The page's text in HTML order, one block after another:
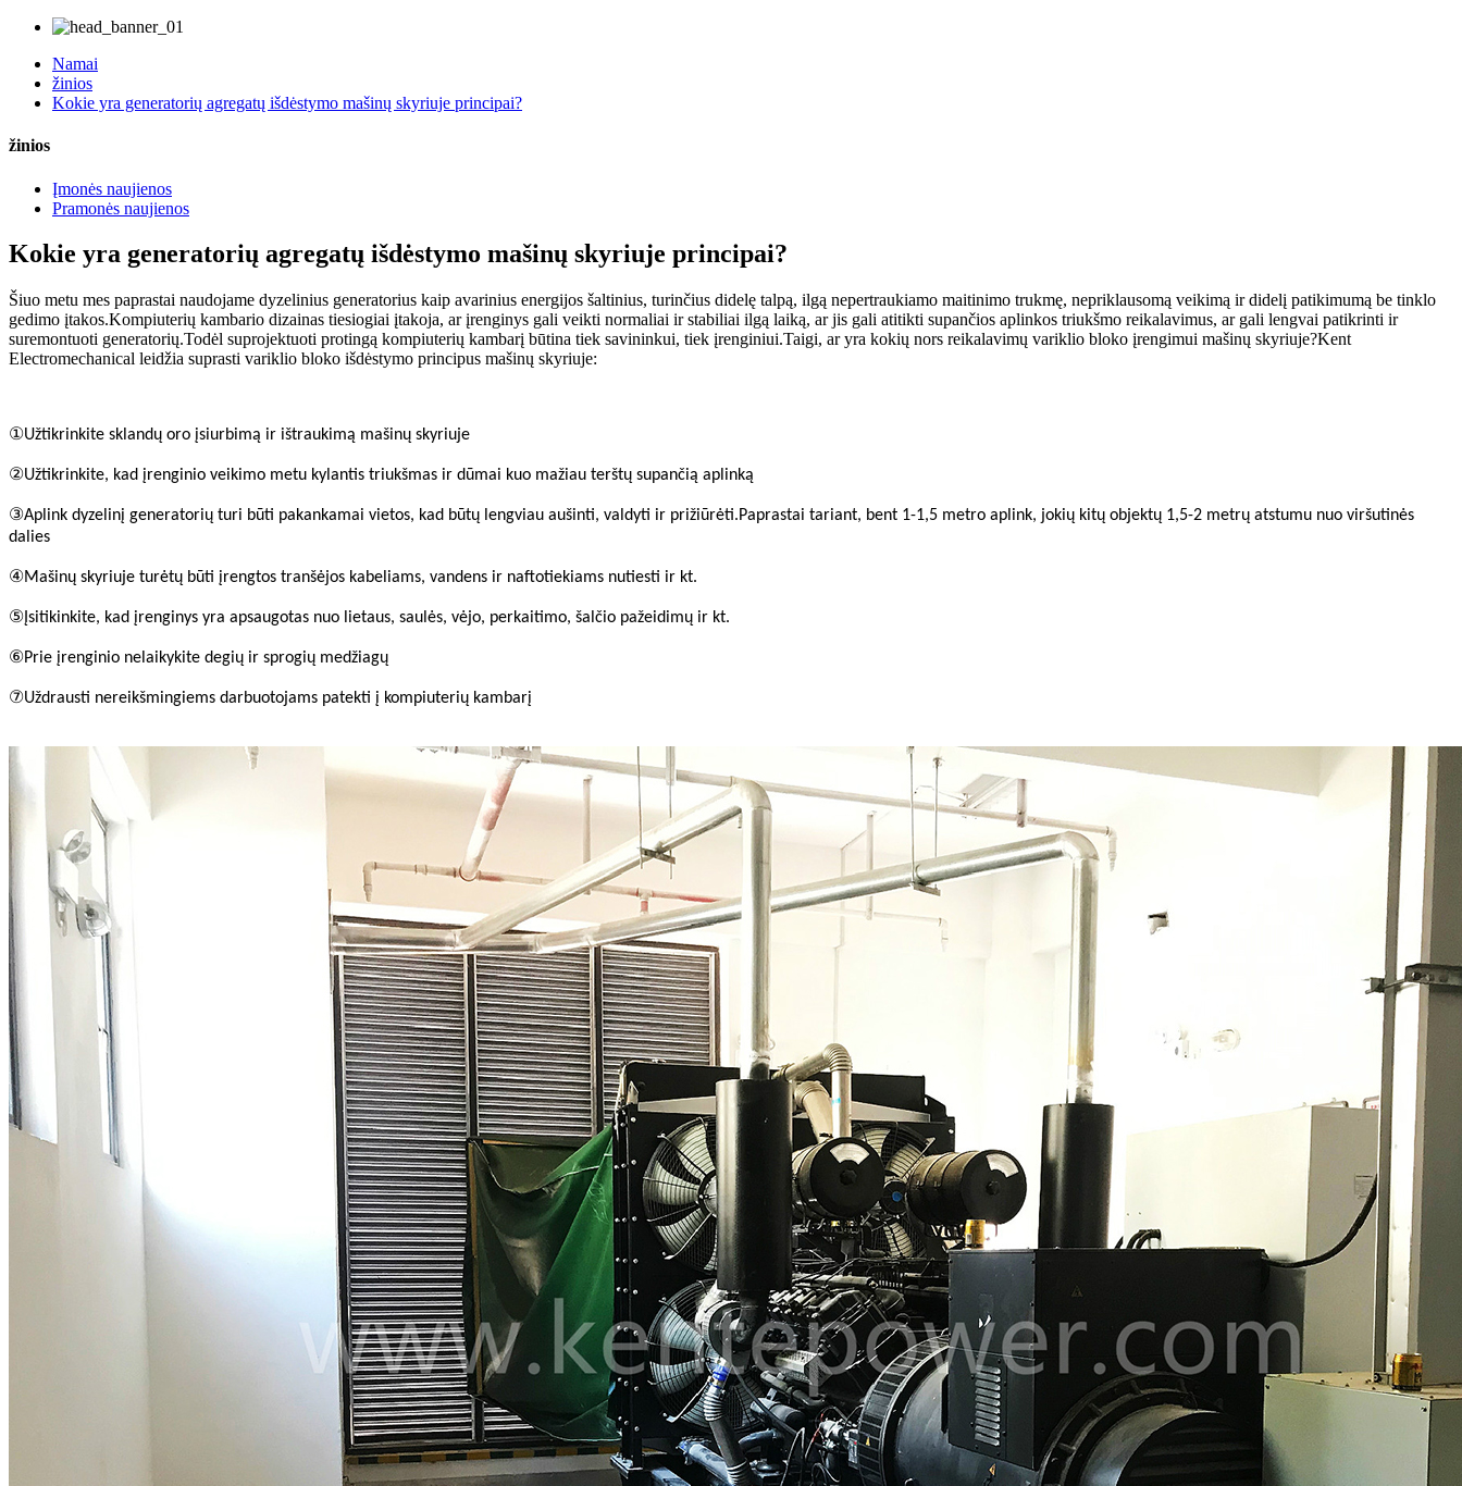
Namai
žinios
Kokie yra generatorių agregatų išdėstymo mašinų skyriuje principai?
žinios
Įmonės naujienos
Pramonės naujienos
Kokie yra generatorių agregatų išdėstymo mašinų skyriuje principai?
Šiuo metu mes paprastai naudojame dyzelinius generatorius kaip avarinius energijos šaltinius, turinčius didelę talpą, ilgą nepertraukiamo maitinimo trukmę, nepriklausomą veikimą ir didelį patikimumą be tinklo
gedimo įtakos.Kompiuterių kambario dizainas tiesiogiai įtakoja, ar įrenginys gali veikti normaliai ir stabiliai ilgą laiką, ar jis gali atitikti supančios aplinkos triukšmo reikalavimus, ar gali lengvai patikrinti ir
suremontuoti generatorių.Todėl suprojektuoti protingą kompiuterių kambarį būtina tiek savininkui, tiek įrenginiui.Taigi, ar yra kokių nors reikalavimų variklio bloko įrengimui mašinų skyriuje?Kent
Electromechanical leidžia suprasti variklio bloko išdėstymo principus mašinų skyriuje:
①Užtikrinkite sklandų oro įsiurbimą ir ištraukimą mašinų skyriuje
②Užtikrinkite, kad įrenginio veikimo metu kylantis triukšmas ir dūmai kuo mažiau terštų supančią aplinką
③Aplink dyzelinį generatorių turi būti pakankamai vietos, kad būtų lengviau aušinti, valdyti ir prižiūrėti.Paprastai tariant, bent 1-1,5 metro aplink, jokių kitų objektų 1,5-2 metrų atstumu nuo viršutinės
dalies
④Mašinų skyriuje turėtų būti įrengtos tranšėjos kabeliams, vandens ir naftotiekiams nutiesti ir kt.
⑤Įsitikinkite, kad įrenginys yra apsaugotas nuo lietaus, saulės, vėjo, perkaitimo, šalčio pažeidimų ir kt.
⑥Prie įrenginio nelaikykite degių ir sprogių medžiagų
⑦Uždrausti nereikšmingiems darbuotojams patekti į kompiuterių kambarį